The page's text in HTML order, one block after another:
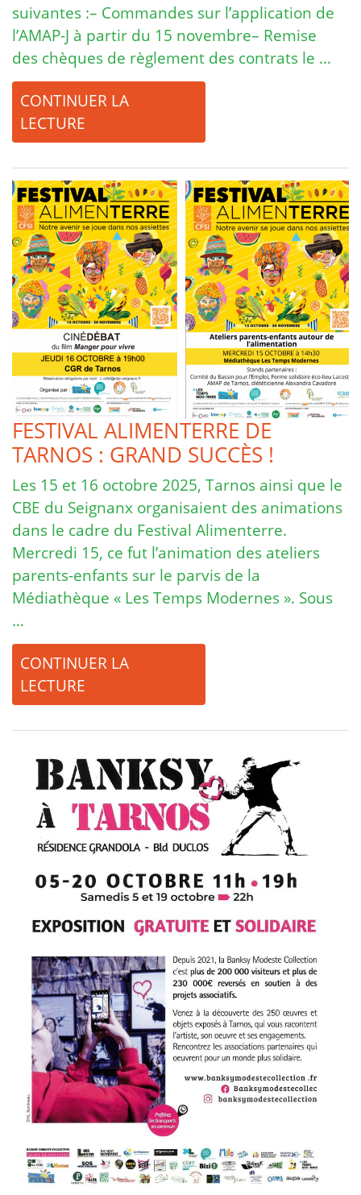
suivantes :– Commandes sur l’application de
l’AMAP-J à partir du 15 novembre– Remise
des chèques de règlement des contrats le …
CONTINUER LA
LECTURE
FESTIVAL ALIMENTERRE DE
TARNOS : GRAND SUCCÈS !
Les 15 et 16 octobre 2025, Tarnos ainsi que le
CBE du Seignanx organisaient des animations
dans le cadre du Festival Alimenterre.
Mercredi 15, ce fut l’animation des ateliers
parents-enfants sur le parvis de la
Médiathèque « Les Temps Modernes ». Sous
…
CONTINUER LA
LECTURE